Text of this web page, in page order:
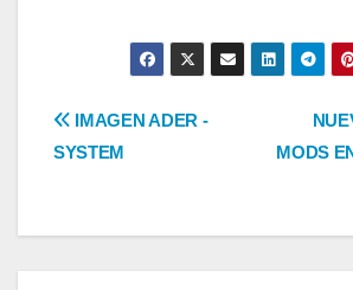
Navegación
entradas
MODS
IMAGEN ADER -
SYSTEM